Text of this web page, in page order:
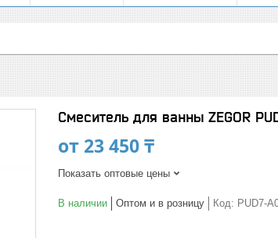
Смеситель для ванны ZEGOR
от 23 450 ₸
Показать оптовые цены
В наличии Оптом и в розницу Код: PUD7-